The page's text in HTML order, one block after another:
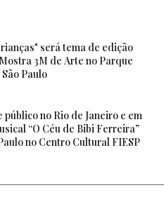
será tema de edição
3M de Arte no Parque
Paulo
público no Rio de Janeiro e em
“O Céu de Bibi Ferreira”
no Centro Cultural FIESP